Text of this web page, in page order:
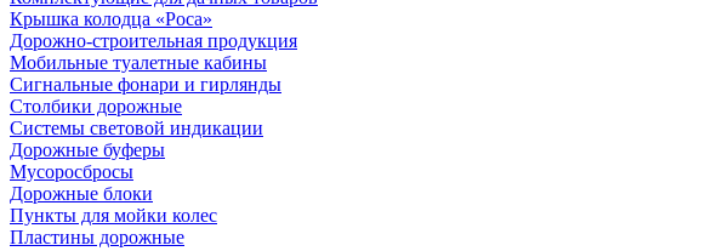
Крышка колодца «Роса»
Дорожно-строительная продукция
Мобильные туалетные кабины
Сигнальные фонари и гирлянды
Столбики дорожные
Системы световой индикации
Дорожные буферы
Мусоросбросы
Дорожные блоки
Пункты для мойки колес
Пластины дорожные